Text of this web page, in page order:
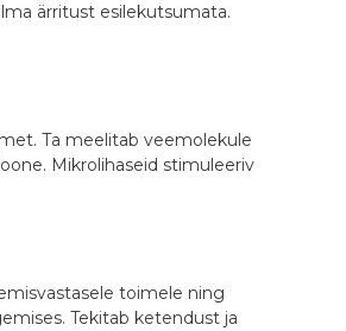
ärritust esilekutsumata.
Ta meelitab veemolekule
Mikrolihaseid stimuleeriv
toimele ning
Tekitab ketendust ja